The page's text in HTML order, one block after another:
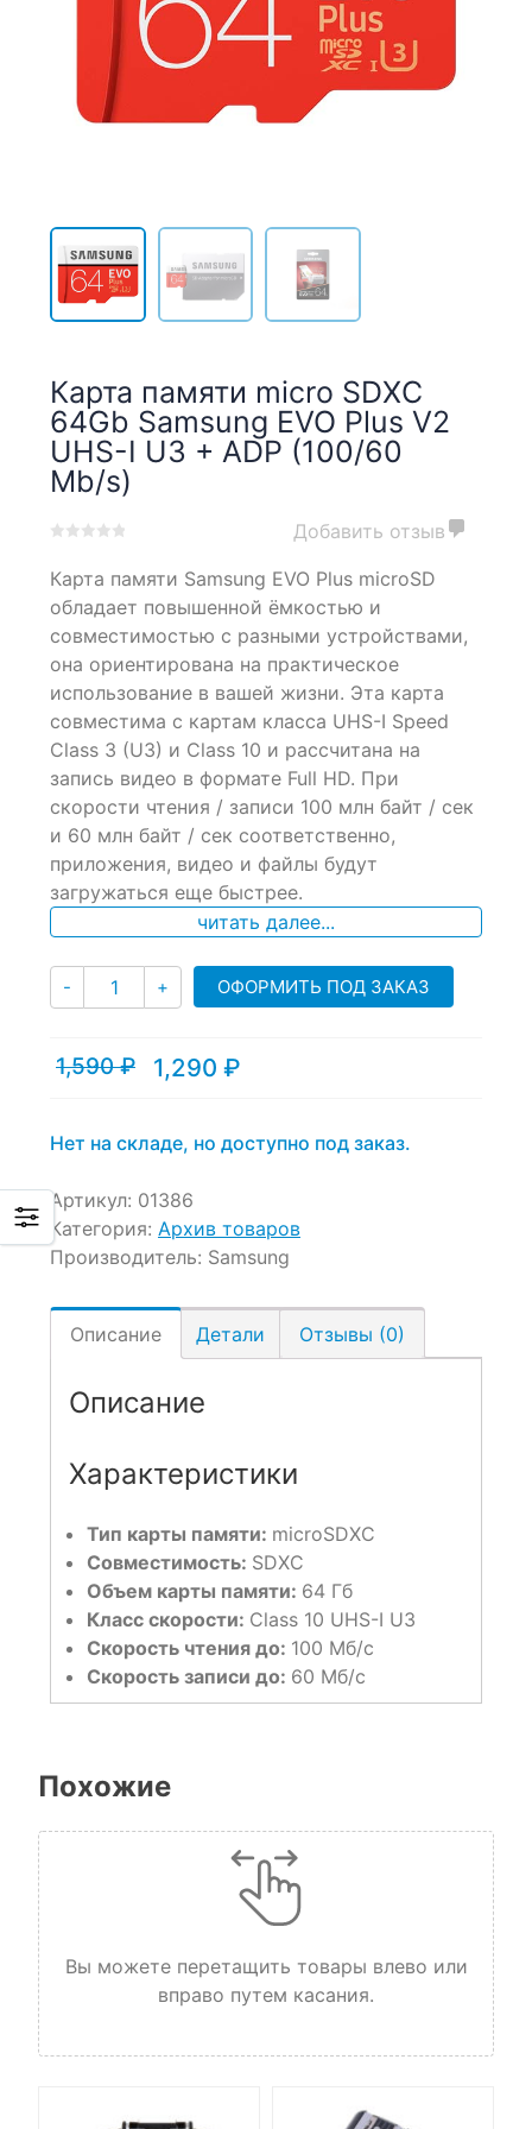
Карта памяти micro SDXC
64Gb Samsung EVO Plus V2
UHS-I U3 + ADP (100/60
Mb/s)
out
on
customer
ratings
Добавить отзыв
Карта памяти Samsung EVO Plus microSD
обладает повышенной ёмкостью и
совместимостью с разными устройствами,
она ориентирована на практическое
использование в вашей жизни. Эта карта
совместима с картам класса UHS-I Speed
Class 3 (U3) и Class 10 и рассчитана на
запись видео в формате Full HD. При
скорости чтения / записи 100 млн байт / сек
и 60 млн байт / сек соответственно,
приложения, видео и файлы будут
загружаться еще быстрее.
читать далее...
- Количество
+ ОФОРМИТЬ ПОД ЗАКАЗ
1,590₽
Первоначальная
1,590 ₽.
1,290 ₽
Текущая
Нет на складе, но доступно под заказ.
Артикул: 01386
Категория: Архив товаров
Производитель: Samsung
Описание Детали Отзывы (0)
Описание
Характеристики
Тип карты памяти: microSDXC
Совместимость: SDXC
Объем карты памяти: 64 Гб
Класс скорости: Class 10 UHS-I U3
Скорость чтения до: 100 Мб/с
Скорость записи до: 60 Мб/с
Похожие
Вы можете перетащить товары влево или
вправо путем касания.